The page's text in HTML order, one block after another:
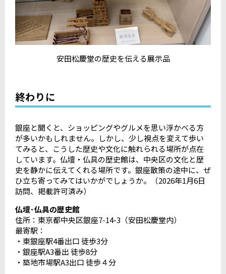
安田松慶堂の歴史を伝える展示品
終わりに
銀座と聞くと、ショッピングやグルメを思い浮かべる方
が多いかもしれません。しかし、少し視点を変えて歩い
てみると、こうした歴史や文化に触れられる場所が点在
しています。仏壇・仏具の歴史館は、中央区の文化と歴
史を静かに伝えてくれる場所です。銀座散策の途中に、ぜ
ひ立ち寄ってみてはいかがでしょうか。（2026年1月6日
訪問、掲載許可済み）
仏壇･仏具の歴史館
住所：東京都中央区銀座7-14-3（安田松慶堂内）
最寄駅：
・東銀座駅4番出口 徒歩3分
・銀座駅A3番出 徒歩8分
・築地市場駅A3出口 徒歩４分